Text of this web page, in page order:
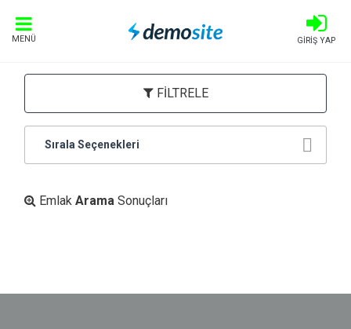
MENÜ GİRİŞ YAP
FİLTRELE
Sırala Seçenekleri
Emlak Arama Sonuçları